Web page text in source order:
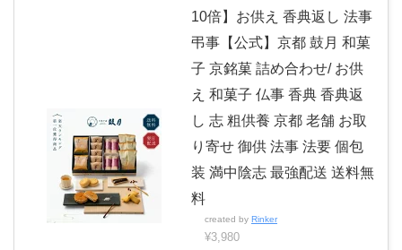
10倍】お供え 香典返し 法事
弔事【公式】京都 鼓月 和菓
子 京銘菓 詰め合わせ/ お供
え 和菓子 仏事 香典 香典返
し 志 粗供養 京都 老舗 お取
り寄せ 御供 法事 法要 個包
装 満中陰志 最強配送 送料無
料
created by Rinker
¥3,980